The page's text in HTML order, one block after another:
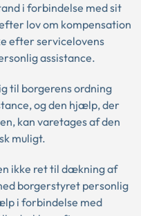
i forbindelse med sit
lov om kompensation
efter servicelovens
assistance.
til borgerens ordning
og den hjælp, der
kan varetages af den
muligt.
ikke ret til dækning af
borgerstyret personlig
i forbindelse med